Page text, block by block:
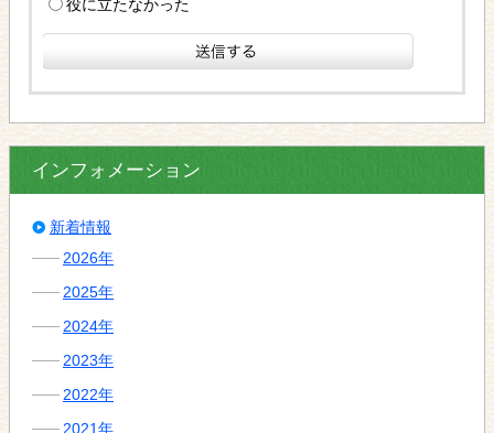
役に立たなかった
インフォメーション
新着情報
2026年
2025年
2024年
2023年
2022年
2021年